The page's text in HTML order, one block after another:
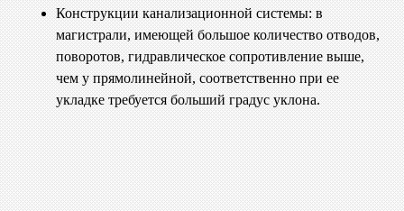
Конструкции канализационной системы: в
магистрали, имеющей большое количество отводов,
поворотов, гидравлическое сопротивление выше,
чем у прямолинейной, соответственно при ее
укладке требуется больший градус уклона.